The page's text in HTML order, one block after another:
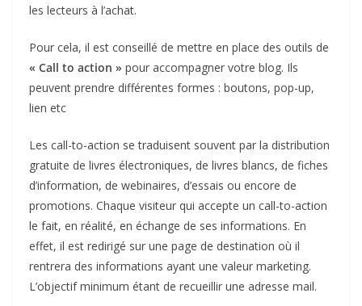
les lecteurs à l’achat.
Pour cela, il est conseillé de mettre en place des outils de
« Call to action » pour accompagner votre blog. Ils
peuvent prendre différentes formes : boutons, pop-up,
lien etc
Les call-to-action se traduisent souvent par la distribution
gratuite de livres électroniques, de livres blancs, de fiches
d’information, de webinaires, d’essais ou encore de
promotions. Chaque visiteur qui accepte un call-to-action
le fait, en réalité, en échange de ses informations. En
effet, il est redirigé sur une page de destination où il
rentrera des informations ayant une valeur marketing.
L’objectif minimum étant de recueillir une adresse mail.